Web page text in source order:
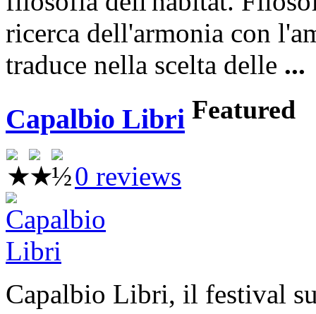
ricerca dell'armonia con
traduce nella scelta delle ...
Capalbio Libri Featured
0 reviews
Capalbio Libri, il festival